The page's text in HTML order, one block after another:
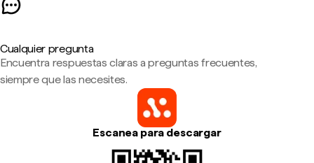
Cualquier pregunta
Encuentra respuestas claras a preguntas frecuentes,
siempre que las necesites.
Escanea para descargar